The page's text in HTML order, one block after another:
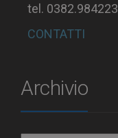
tel. 0382.984223
CONTATTI
Archivio